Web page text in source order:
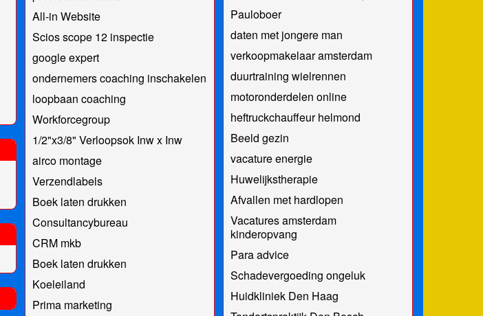
All-in Website
Scios scope 12 inspectie
google expert
ondernemers coaching inschakelen
loopbaan coaching
Workforcegroup
1/2"x3/8" Verloopsok Inw x Inw
airco montage
Verzendlabels
Boek laten drukken
Consultancybureau
CRM mkb
Boek laten drukken
Koeleiland
Prima marketing
Pauloboer
daten met jongere man
verkoopmakelaar amsterdam
duurtraining wielrennen
motoronderdelen online
heftruckchauffeur helmond
Beeld gezin
vacature energie
Huwelijkstherapie
Afvallen met hardlopen
Vacatures amsterdam
kinderopvang
Para advice
Schadevergoeding ongeluk
Huidkliniek Den Haag